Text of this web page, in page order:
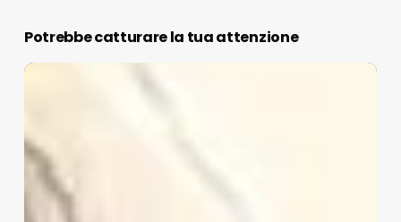
Potrebbe catturare la tua attenzione